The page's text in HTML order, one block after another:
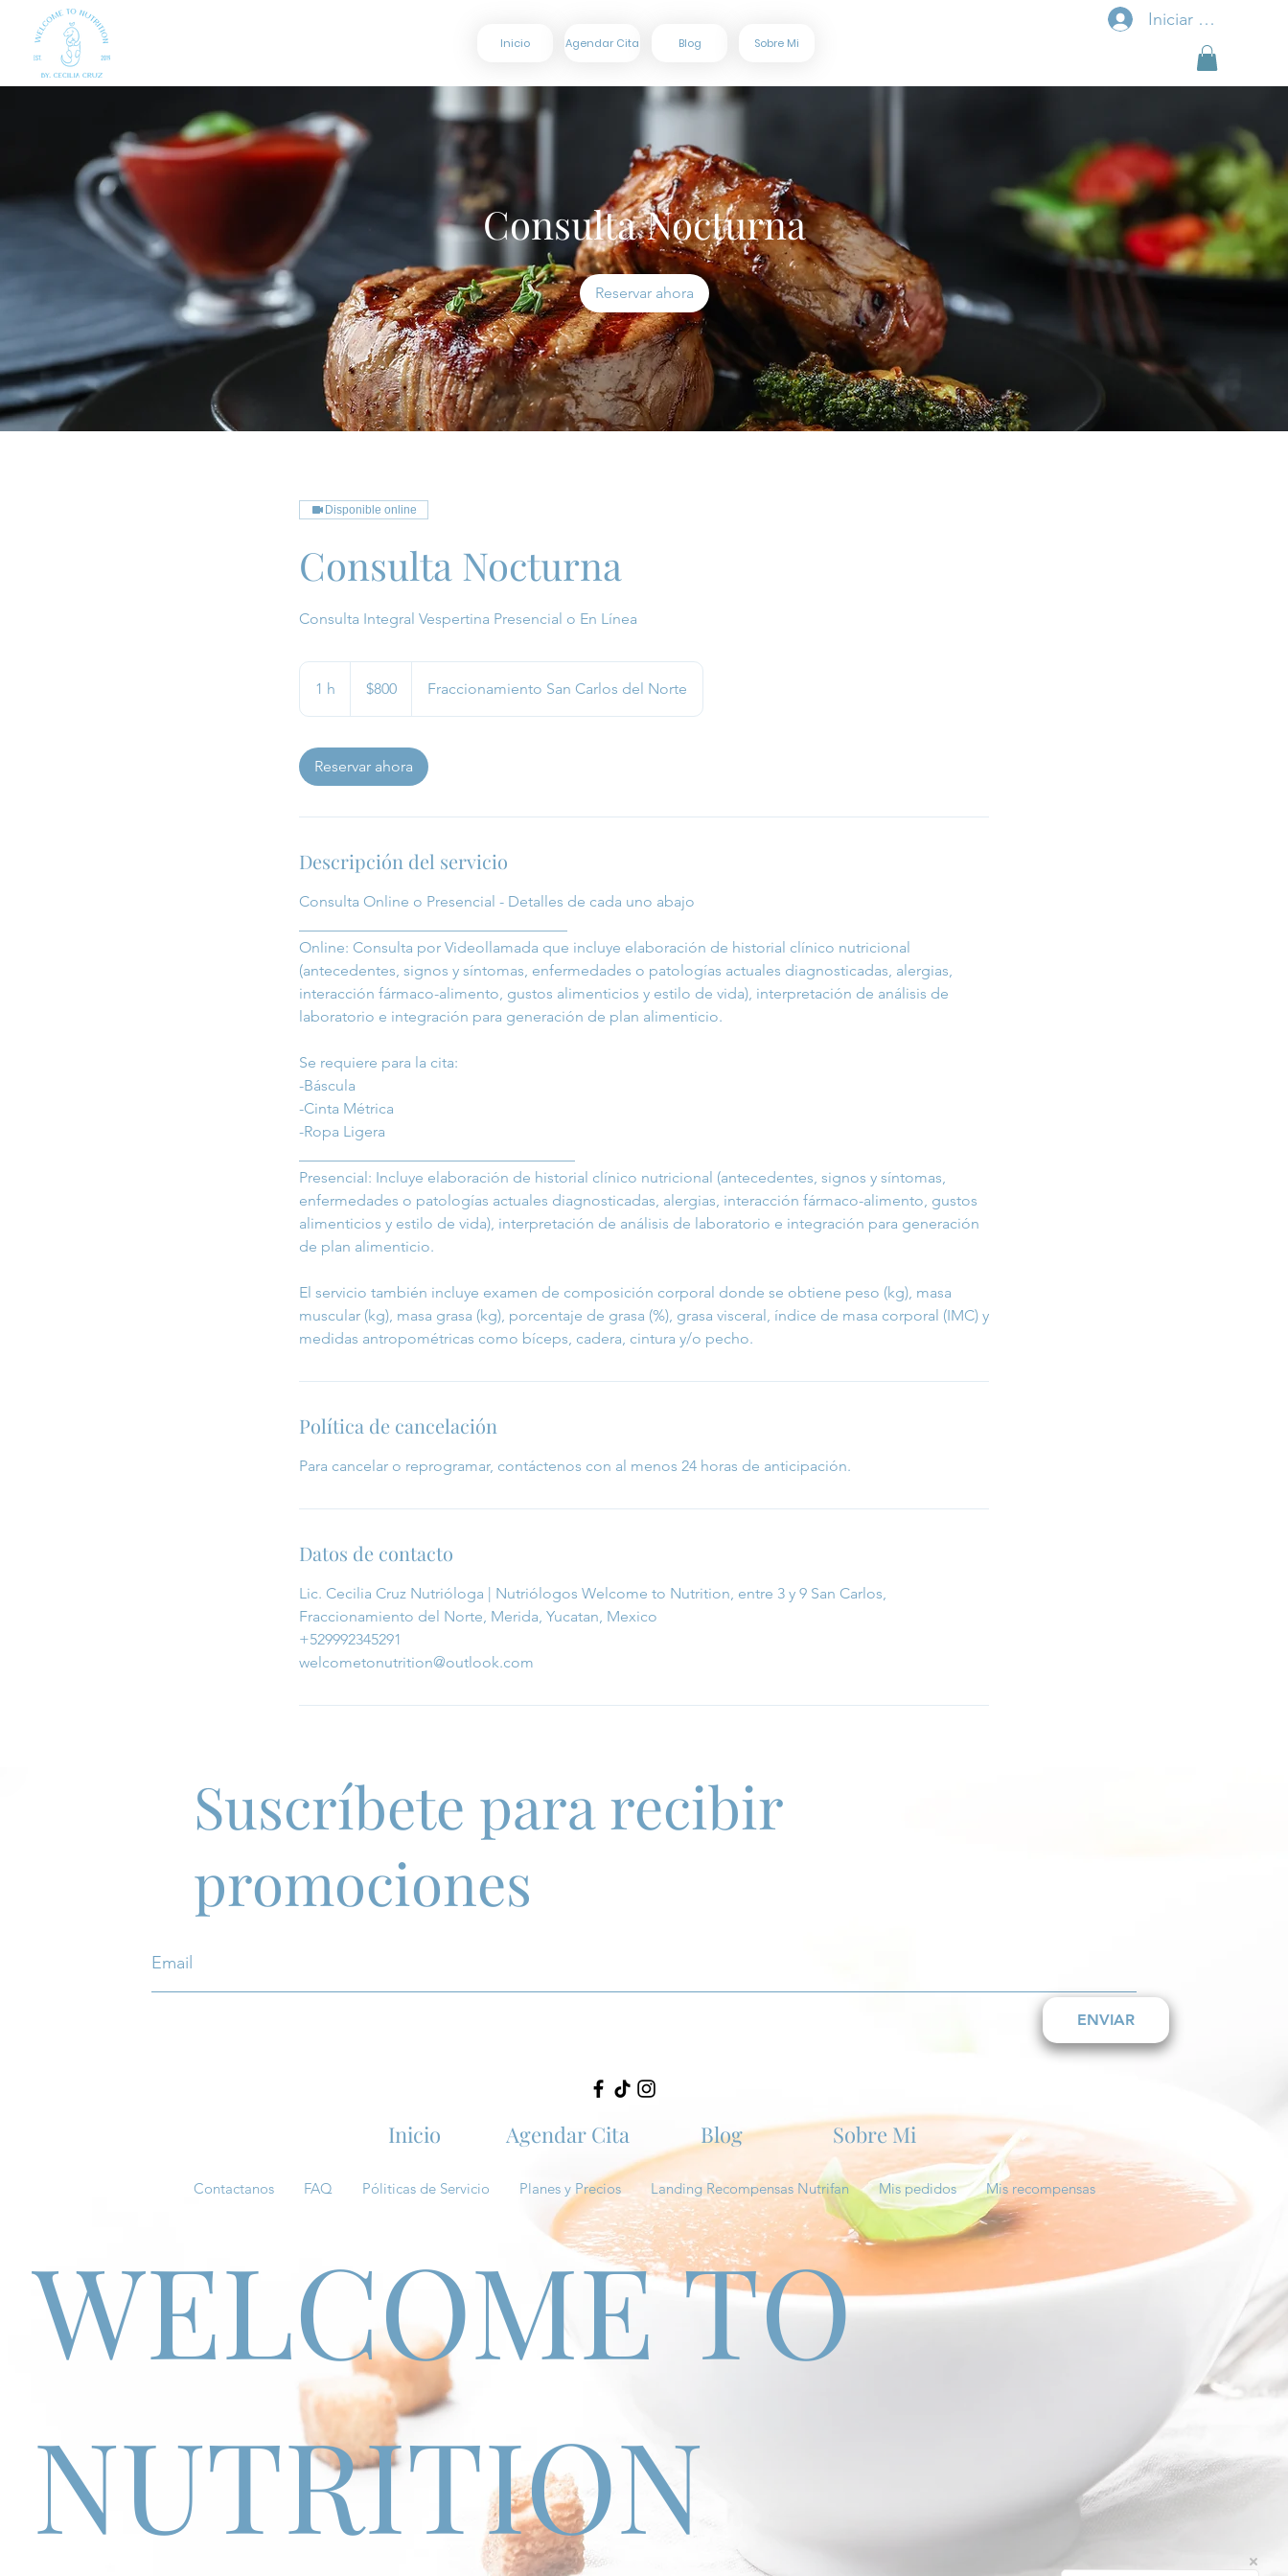
Iniciar sesión
Inicio Agendar Cita Blog Sobre Mi
Consulta Nocturna
Reservar ahora
Disponible online
Consulta Nocturna
Consulta Integral Vespertina Presencial o En Línea
1 h
mexicanos
$800 Fraccionamiento San Carlos del Norte
Reservar ahora
Descripción del servicio
Consulta Online o Presencial - Detalles de cada uno abajo
Online: Consulta por Videollamada que incluye elaboración de historial clínico nutricional
(antecedentes, signos y síntomas, enfermedades o patologías actuales diagnosticadas, alergias,
interacción fármaco-alimento, gustos alimenticios y estilo de vida), interpretación de análisis de
laboratorio e integración para generación de plan alimenticio.
Se requiere para la cita:
-Báscula
-Cinta Métrica
-Ropa Ligera
Presencial: Incluye elaboración de historial clínico nutricional (antecedentes, signos y síntomas,
enfermedades o patologías actuales diagnosticadas, alergias, interacción fármaco-alimento, gustos
alimenticios y estilo de vida), interpretación de análisis de laboratorio e integración para generación
de plan alimenticio.
El servicio también incluye examen de composición corporal donde se obtiene peso (kg), masa
muscular (kg), masa grasa (kg), porcentaje de grasa (%), grasa visceral, índice de masa corporal (IMC) y
medidas antropométricas como bíceps, cadera, cintura y/o pecho.
Política de cancelación
Para cancelar o reprogramar, contáctenos con al menos 24 horas de anticipación.
Datos de contacto
Lic. Cecilia Cruz Nutrióloga | Nutriólogos Welcome to Nutrition, entre 3 y 9 San Carlos,
Fraccionamiento del Norte, Merida, Yucatan, Mexico
+529992345291
welcometonutrition@outlook.com
Suscríbete para recibir
promociones
ENVIAR
WELCOME TO
NUTRITION
Contactanos FAQ Póliticas de Servicio Planes y Precios Landing Recompensas Nutrifan Mis pedidos Mis recompensas
Inicio Agendar Cita Blog Sobre Mi